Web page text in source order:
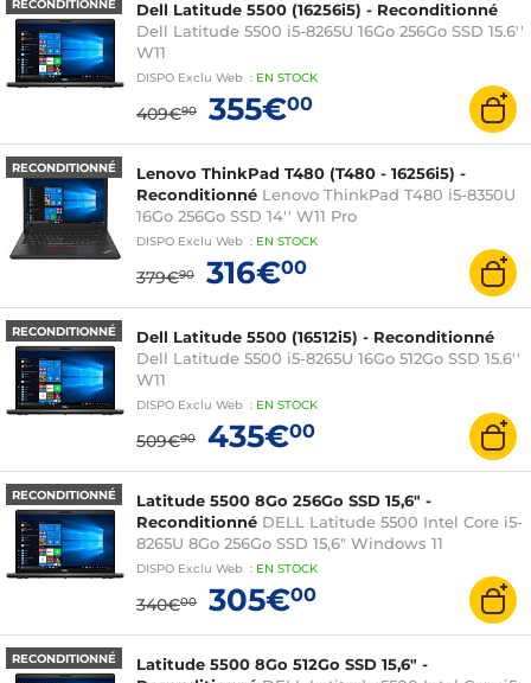
RECONDITIONNÉ
Dell Latitude 5500 (16256i5) - Reconditionné
Dell Latitude 5500 i5-8265U 16Go 256Go SSD 15.6''
W11
DISPO Exclu Web : EN STOCK
409€90 355€00
RECONDITIONNÉ
Lenovo ThinkPad T480 (T480 - 16256i5) -
Reconditionné Lenovo ThinkPad T480 i5-8350U
16Go 256Go SSD 14'' W11 Pro
DISPO Exclu Web : EN STOCK
379€90 316€00
RECONDITIONNÉ
Dell Latitude 5500 (16512i5) - Reconditionné
Dell Latitude 5500 i5-8265U 16Go 512Go SSD 15.6''
W11
DISPO Exclu Web : EN STOCK
509€90 435€00
RECONDITIONNÉ
Latitude 5500 8Go 256Go SSD 15,6" -
Reconditionné DELL Latitude 5500 Intel Core i5-
8265U 8Go 256Go SSD 15,6" Windows 11
DISPO Exclu Web : EN STOCK
340€00 305€00
RECONDITIONNÉ
Latitude 5500 8Go 512Go SSD 15,6" -